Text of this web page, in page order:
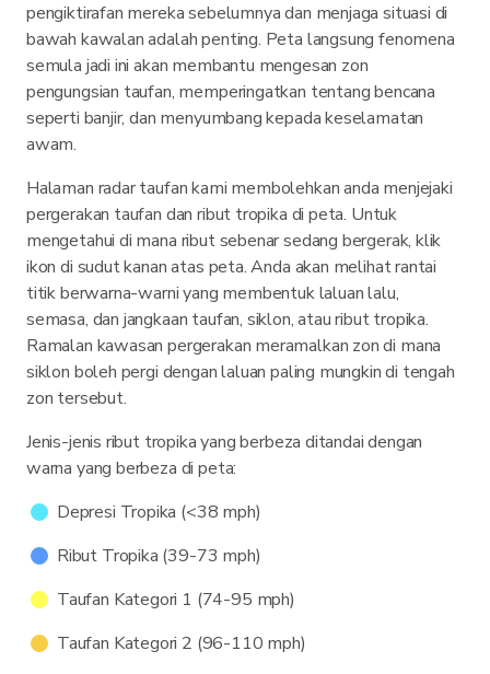
pengiktirafan mereka sebelumnya dan menjaga situasi di
bawah kawalan adalah penting. Peta langsung fenomena
semula jadi ini akan membantu mengesan zon
pengungsian taufan, memperingatkan tentang bencana
seperti banjir, dan menyumbang kepada keselamatan
awam.
Halaman radar taufan kami membolehkan anda menjejaki
pergerakan taufan dan ribut tropika di peta. Untuk
mengetahui di mana ribut sebenar sedang bergerak, klik
ikon di sudut kanan atas peta. Anda akan melihat rantai
titik berwarna-warni yang membentuk laluan lalu,
semasa, dan jangkaan taufan, siklon, atau ribut tropika.
Ramalan kawasan pergerakan meramalkan zon di mana
siklon boleh pergi dengan laluan paling mungkin di tengah
zon tersebut.
Jenis-jenis ribut tropika yang berbeza ditandai dengan
warna yang berbeza di peta:
Depresi Tropika (<38 mph)
Ribut Tropika (39-73 mph)
Taufan Kategori 1 (74-95 mph)
Taufan Kategori 2 (96-110 mph)